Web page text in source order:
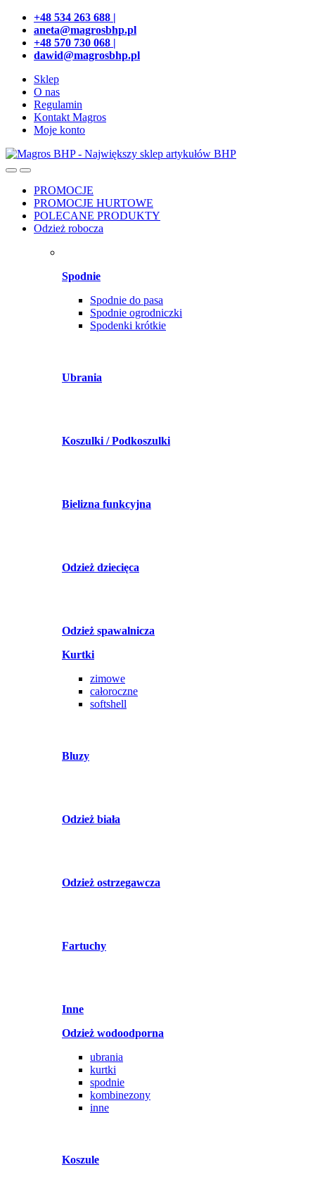
Przejdź
nawigacji
Przeskocz
treści
+48 534 263 688 |
aneta@magrosbhp.pl
+48 570 730 068 |
dawid@magrosbhp.pl
Sklep
O nas
Regulamin
Kontakt Magros
Moje konto
PROMOCJE
PROMOCJE HURTOWE
POLECANE PRODUKTY
Odzież robocza
Spodnie
Spodnie do pasa
Spodnie ogrodniczki
Spodenki krótkie
Ubrania
Koszulki / Podkoszulki
Bielizna funkcyjna
Odzież dziecięca
Odzież spawalnicza
Kurtki
zimowe
całoroczne
softshell
Bluzy
Odzież biała
Odzież ostrzegawcza
Fartuchy
Inne
Odzież wodoodporna
ubrania
kurtki
spodnie
kombinezony
inne
Koszule